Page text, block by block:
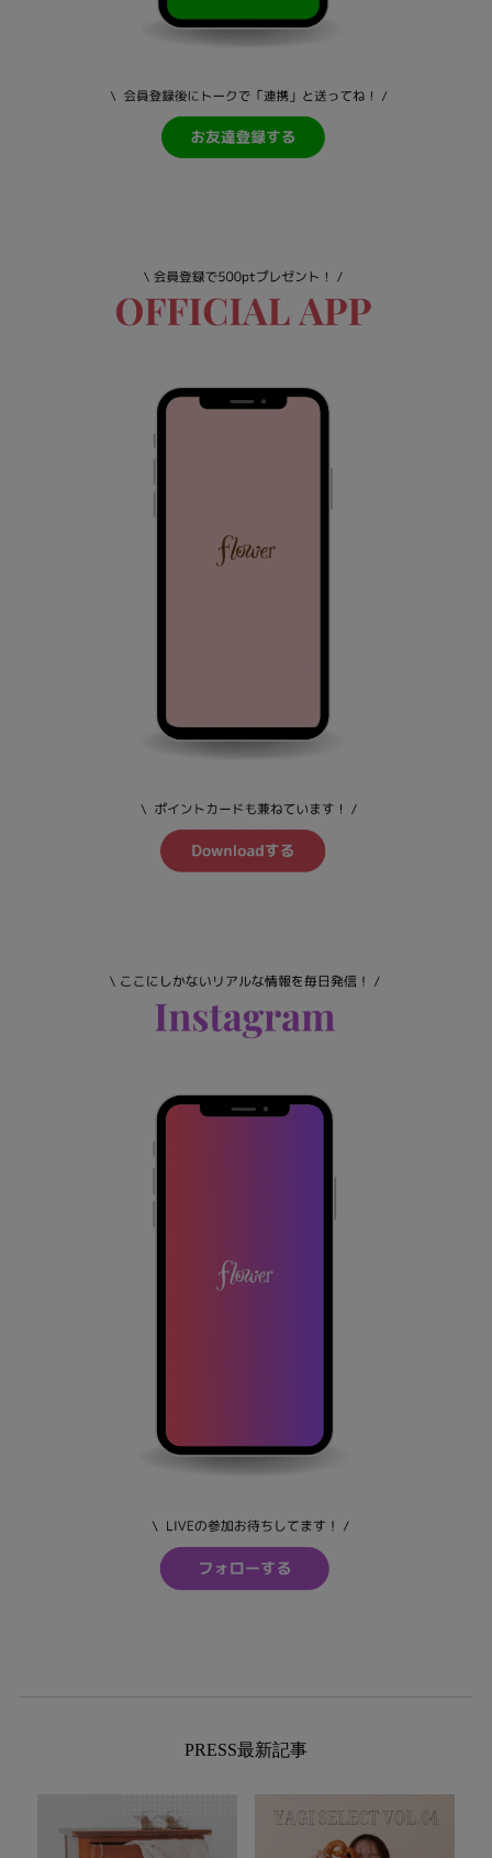
PRESS最新記事